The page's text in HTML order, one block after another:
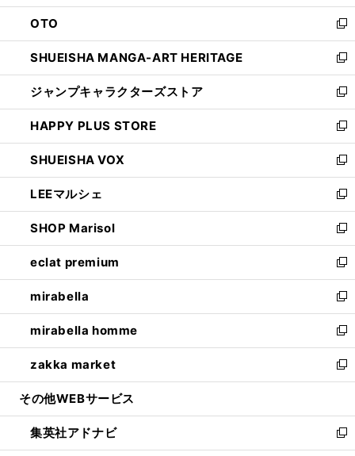
ウ
で
開
く
ン
ド
ウ
で
開
く
OTO
新
し
い
ウ
ィ
ン
ド
ウ
で
開
く
SHUEISHA MANGA-ART HERITAGE
新
し
い
ウ
ィ
ン
ド
ウ
で
開
く
ジャンプキャラクターズストア
新
し
い
ウ
ィ
ン
ド
ウ
で
開
く
HAPPY PLUS STORE
新
し
い
ウ
ィ
ン
ド
ウ
で
開
く
SHUEISHA VOX
新
し
い
ウ
ィ
ン
ド
ウ
で
開
く
LEEマルシェ
新
し
い
ウ
ィ
ン
ド
ウ
で
開
く
SHOP Marisol
新
し
い
ウ
ィ
ン
ド
ウ
で
開
eclat premium
新
し
い
ウ
ィ
ン
ド
ウ
開
く
mirabella
新
し
い
ウ
ィ
ン
ウ
で
開
mirabella homme
新
し
い
ウ
ン
ド
ウ
zakka market
新
し
ウ
ィ
ン
その他WEBサービス
集英社アドナビ
新
し